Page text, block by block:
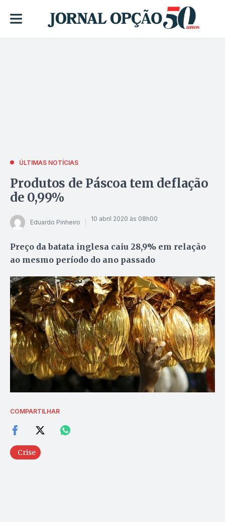
ÚLTIMAS NOTÍCIAS
Produtos de Páscoa tem deflação
de 0,99%
Eduardo Pinheiro 10 abril 2020 às 08h00
Preço da batata inglesa caiu 28,9% em relação
ao mesmo período do ano passado
COMPARTILHAR
Crise